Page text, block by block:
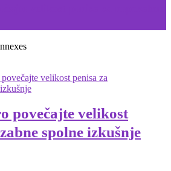
povečajte velikost
spolne izkušnje